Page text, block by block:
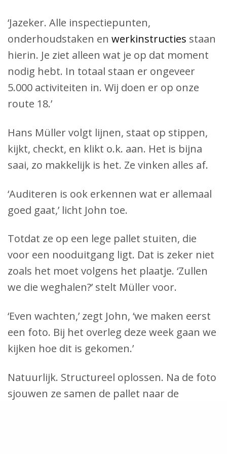
‘Jazeker. Alle inspectiepunten,
onderhoudstaken enwerkinstructies staan
hierin. Je ziet alleen wat je op dat moment
nodig hebt. In totaal staan er ongeveer
5.000 activiteiten in. Wij doen er op onze
route 18.’
Hans Müller volgt lijnen, staat op stippen,
kijkt, checkt, en klikt o.k. aan. Het is bijna
saai, zo makkelijk is het. Ze vinken alles af.
‘Auditeren is ook erkennen wat er allemaal
goed gaat,’ licht John toe.
Totdat ze op een lege pallet stuiten, die
voor een nooduitgang ligt. Dat is zeker niet
zoals het moet volgens het plaatje. ‘Zullen
we die weghalen?’ stelt Müller voor.
‘Even wachten,’ zegt John, ‘we maken eerst
een foto. Bij het overleg deze week gaan we
kijken hoe dit is gekomen.’
Natuurlijk. Structureel oplossen. Na de foto
sjouwen ze samen de pallet naar de